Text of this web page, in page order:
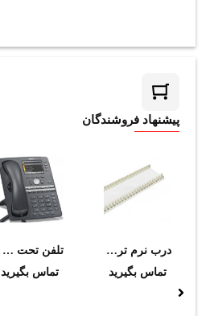
پیشنهاد فروشندگان
درب نرم ترانکينگ سوپيتا
تماس بگیرید
تلفن تحت شبکه اسنوم مدل D760
تماس بگیرید